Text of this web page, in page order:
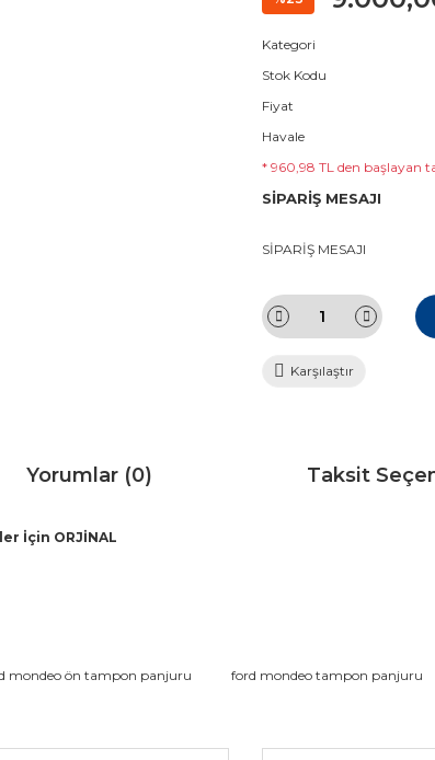
Kategori
Stok Kodu
Fiyat
Havale
* 960,98 TL den başlayan
SİPARİŞ MESAJI
SİPARİŞ MESAJI
Karşılaştır
Yorumlar (0) Taksit
İçin ORJİNAL
diğer konularda yetersiz gördüğünüz noktaları öneri
mondeo ön tampon panjuru ford mondeo tampon panjuru